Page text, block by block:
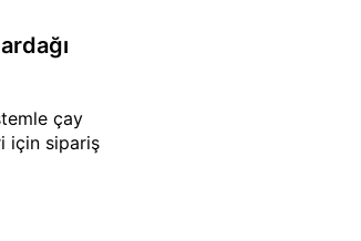
çay
için sipariş